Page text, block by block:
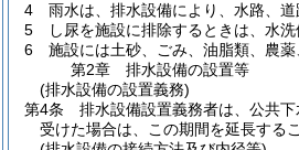
4
雨水は、排水設備により、水路、
5
し尿を施設に排除するときは、水
6
施設には土砂、ごみ、油脂類、農
第2章
排水設備の設置等
(排水設備の設置義務)
第4条
排水設備設置義務者は、公共
受けた場合は、この期間を延長する